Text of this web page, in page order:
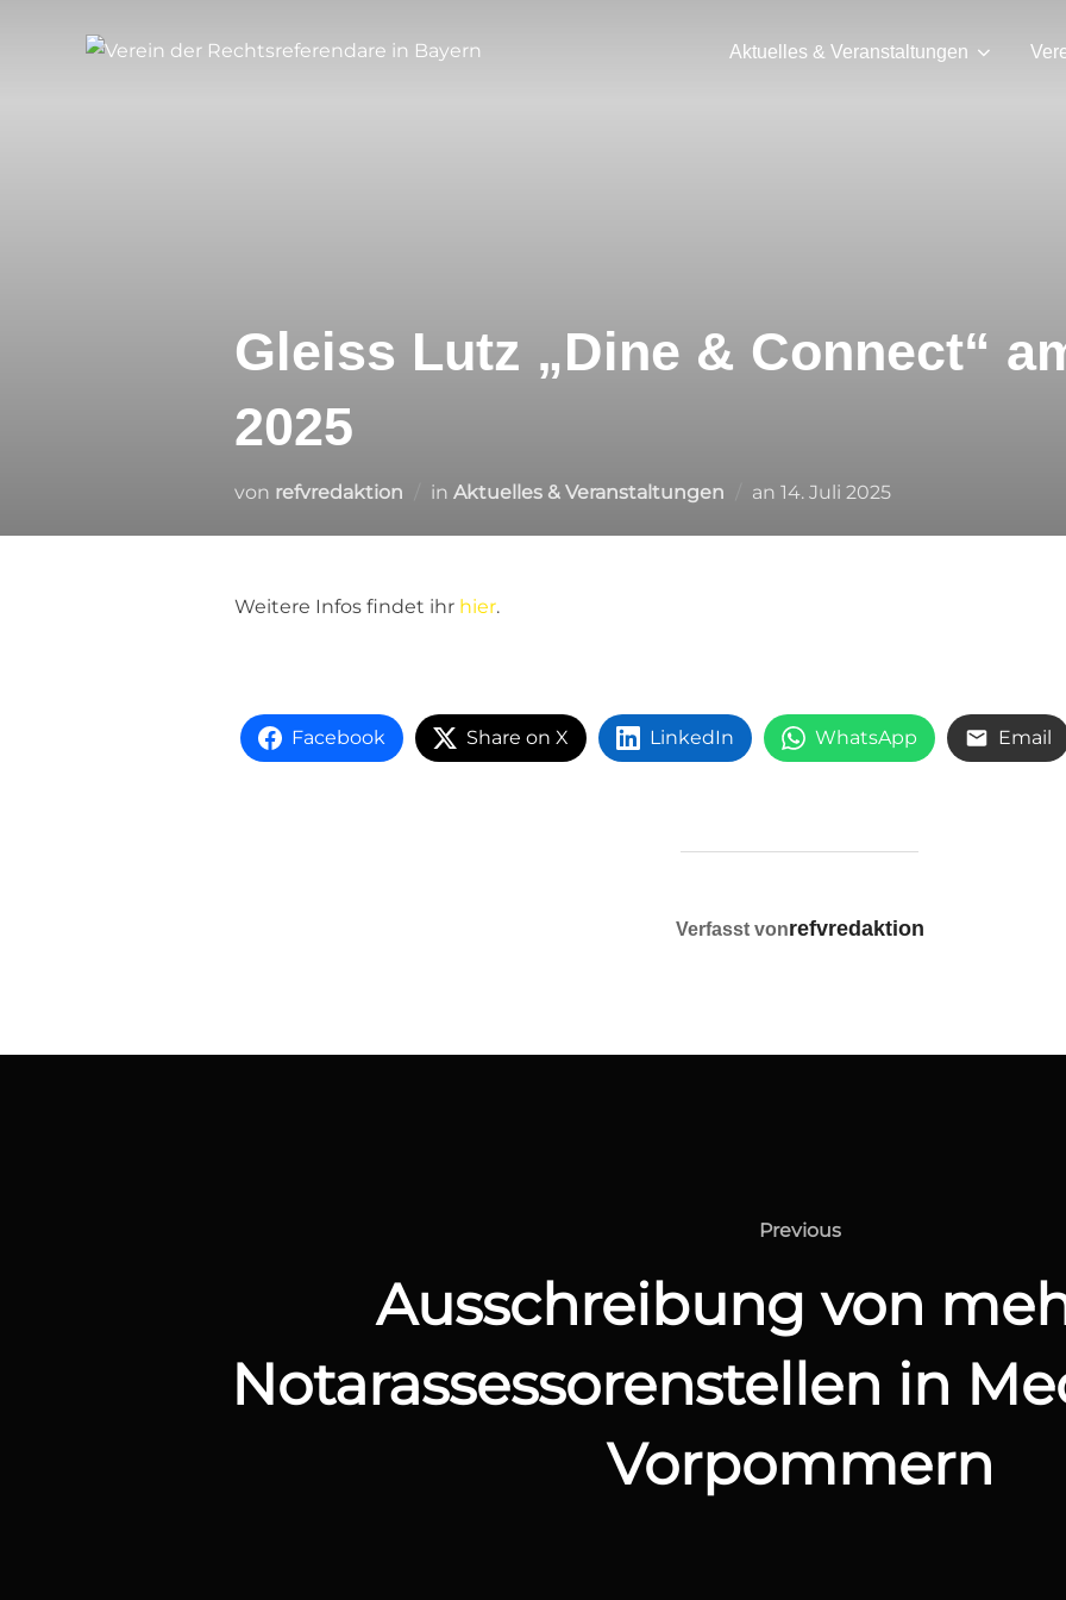
Aktuelles & Veranstaltungen
Gleiss Lutz „Dine & Connect“
2025
von refvredaktion in Aktuelles & Veranstaltungen an Veröffentlicht
14. Juli 2025
Weitere Infos findet ihr hier.
Facebook Share on X LinkedIn WhatsApp Email
BEITRAGSAUTOR
Verfasst vonrefvredaktion
Previous
Previous
Ausschreibung von
Notarassessorenstellen in
Vorpommern